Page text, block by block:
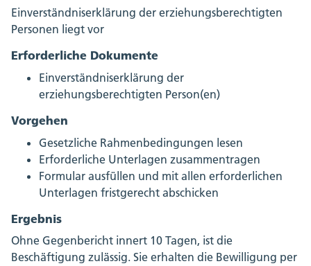
Einverständniserklärung der erziehungsberechtigten
Personen liegt vor
Erforderliche Dokumente
Einverständniserklärung der
erziehungsberechtigten Person(en)
Vorgehen
Gesetzliche Rahmenbedingungen lesen
Erforderliche Unterlagen zusammentragen
Formular ausfüllen und mit allen erforderlichen
Unterlagen fristgerecht abschicken
Ergebnis
Ohne Gegenbericht innert 10 Tagen, ist die
Beschäftigung zulässig. Sie erhalten die Bewilligung per